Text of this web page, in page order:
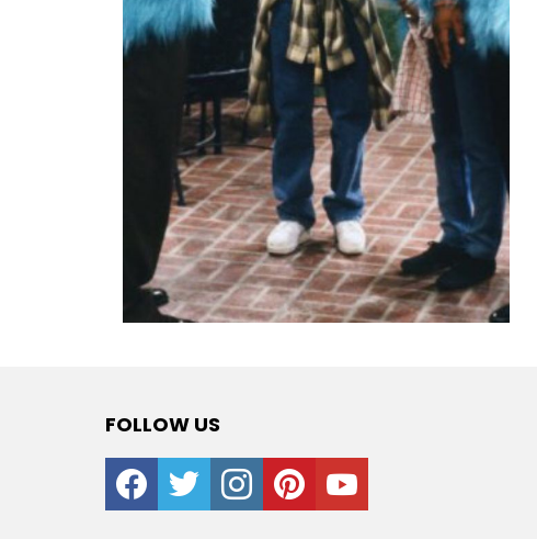
FOLLOW US
facebooktwitter instagrampinterestyoutube